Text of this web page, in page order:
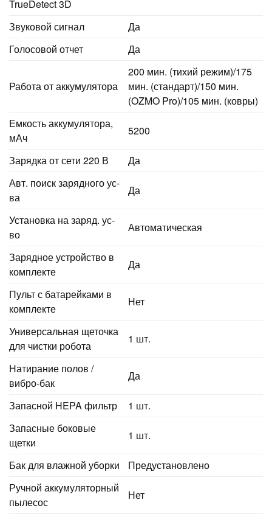
TrueDetect 3D
Звуковой сигнал
Да
Голосовой отчет
Да
Работа от аккумулятора
200 мин. (тихий режим)/175
мин. (стандарт)/150 мин.
(OZMO Pro)/105 мин. (ковры)
Емкость аккумулятора,
мАч
5200
Зарядка от сети 220 В
Да
Авт. поиск зарядного ус-
ва
Да
Установка на заряд. ус-
во
Автоматическая
Зарядное устройство в
комплекте
Да
Пульт с батарейками в
комплекте
Нет
Универсальная щеточка
для чистки робота
1 шт.
Натирание полов /
вибро-бак
Да
Запасной HEPA фильтр
1 шт.
Запасные боковые
щетки
1 шт.
Бак для влажной уборки
Предустановлено
Ручной аккумуляторный
пылесос
Нет